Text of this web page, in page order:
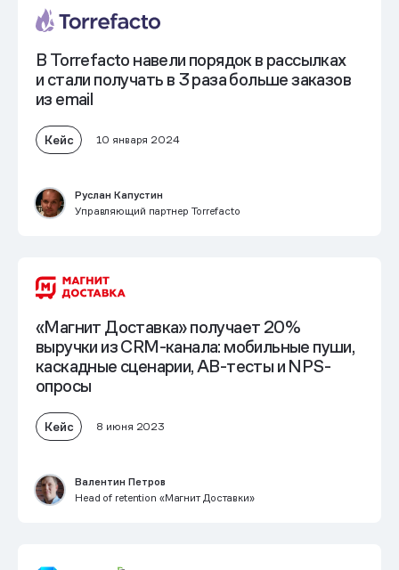
В Torrefacto навели порядок в рассылках
и стали получать в 3 раза больше заказов
из email
Кейс 10 января 2024
Руслан Капустин
Управляющий партнер Torrefacto
«Магнит Доставка» получает 20%
выручки из CRM-канала: мобильные пуши,
каскадные сценарии, AB-тесты и NPS-
опросы
Кейс 8 июня 2023
Валентин Петров
Head of retention «Магнит Доставки»